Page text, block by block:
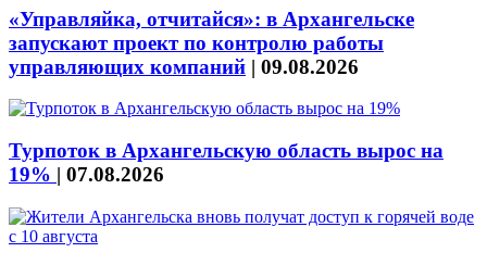
«Управляйка, отчитайся»: в Архангельске
запускают проект по контролю работы
управляющих компаний | 09.08.2026
Турпоток в Архангельскую область вырос на
19% | 07.08.2026